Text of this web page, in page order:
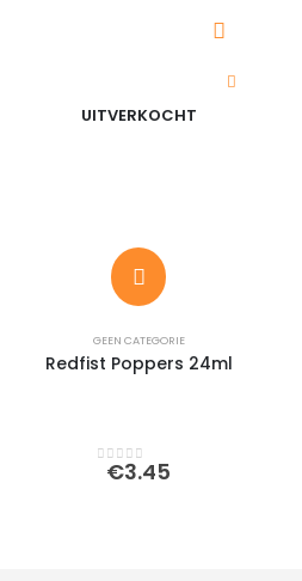
UITVERKOCHT
GEEN CATEGORIE
Redfist Poppers 24ml
out of 5
€3.45